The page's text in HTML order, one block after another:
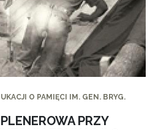
O PAMIĘCI IM. GEN. BRYG.
PRZY